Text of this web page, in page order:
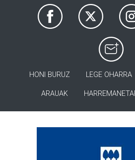
HONI BURUZ LEGE OHARRA
ARAUAK